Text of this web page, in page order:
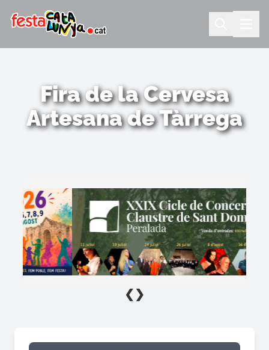
Fira de la Cervesa
Artesana de Tàrrega
❮ ❯